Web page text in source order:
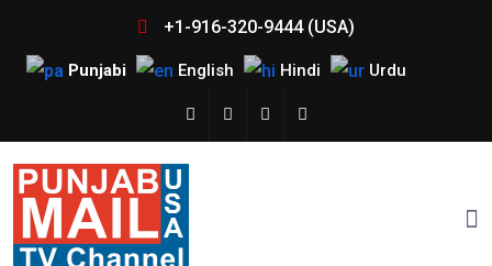
+1-916-320-9444 (USA)
Punjabi English Hindi Urdu